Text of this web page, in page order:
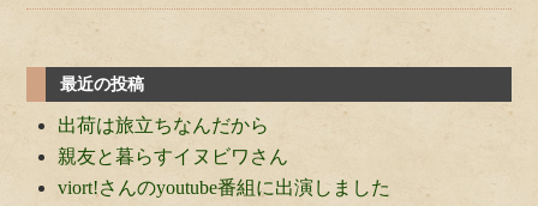
最近の投稿
出荷は旅立ちなんだから
親友と暮らすイヌビワさん
viort!さんのyoutube番組に出演しました